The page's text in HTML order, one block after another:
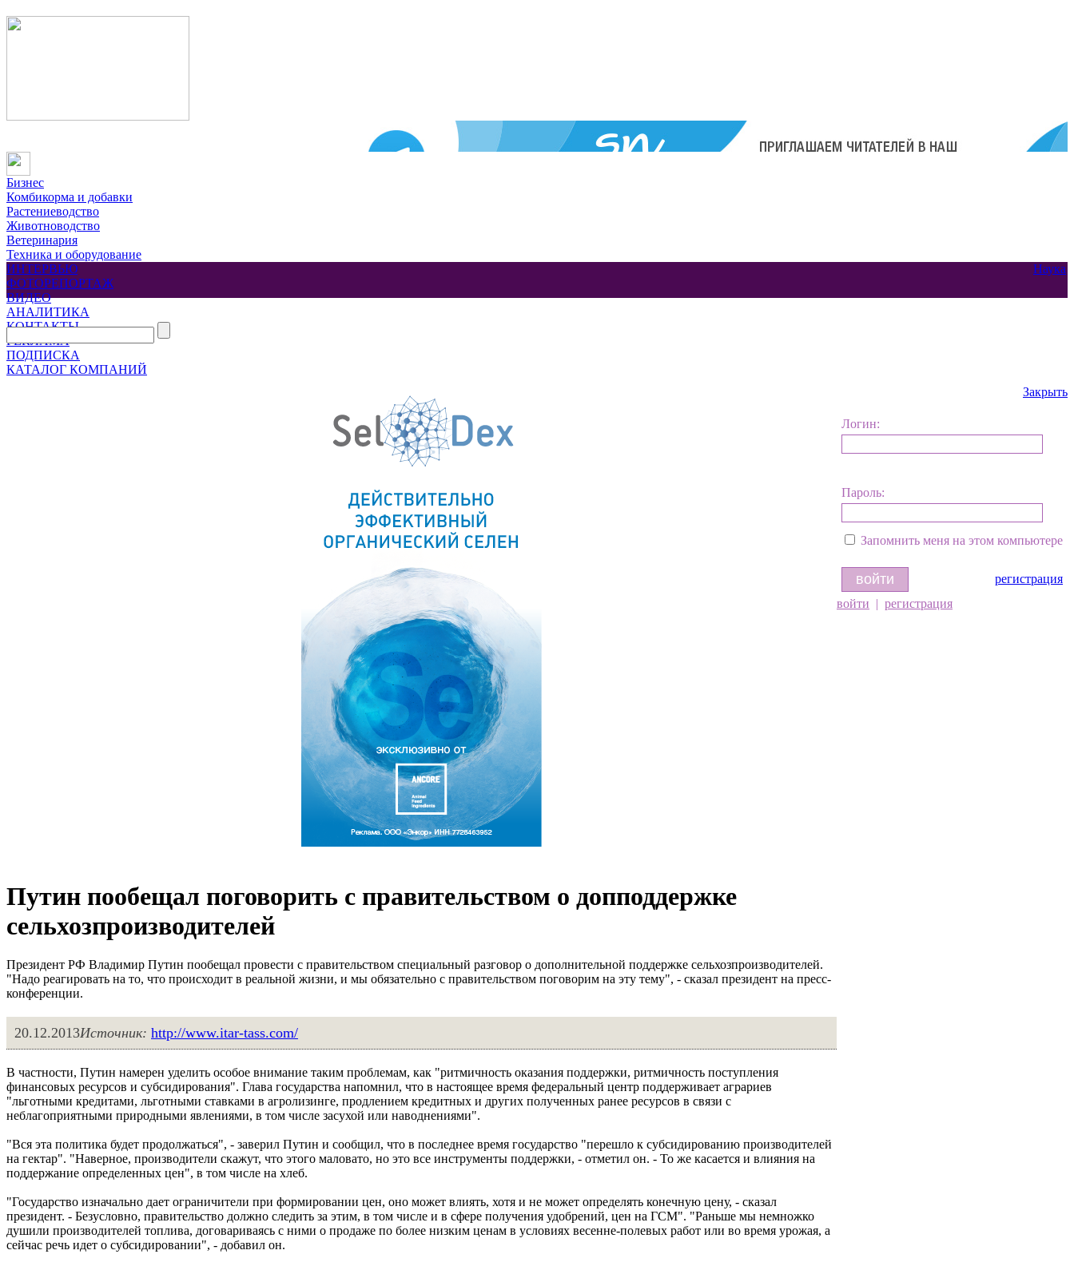
Бизнес
Комбикорма и добавки
Растениеводство
Животноводство
Ветеринария
Техника и оборудование
Наука
ИНТЕРВЬЮ
ФОТОРЕПОРТАЖ
ВИДЕО
АНАЛИТИКА
КОНТАКТЫ
РЕКЛАМА
ПОДПИСКА
КАТАЛОГ КОМПАНИЙ
Закрыть
Логин:
Пароль:
Запомнить меня на этом компьютере
регистрация
войти | регистрация
Путин пообещал поговорить с правительством о допподдержке
сельхозпроизводителей
Президент РФ Владимир Путин пообещал провести с правительством специальный разговор о дополнительной поддержке сельхозпроизводителей.
"Надо реагировать на то, что происходит в реальной жизни, и мы обязательно с правительством поговорим на эту тему", - сказал президент на пресс-
конференции.
20.12.2013Источник: http://www.itar-tass.com/
В частности, Путин намерен уделить особое внимание таким проблемам, как "ритмичность оказания поддержки, ритмичность поступления
финансовых ресурсов и субсидирования". Глава государства напомнил, что в настоящее время федеральный центр поддерживает аграриев
"льготными кредитами, льготными ставками в агролизинге, продлением кредитных и других полученных ранее ресурсов в связи с
неблагоприятными природными явлениями, в том числе засухой или наводнениями".
"Вся эта политика будет продолжаться", - заверил Путин и сообщил, что в последнее время государство "перешло к субсидированию производителей
на гектар". "Наверное, производители скажут, что этого маловато, но это все инструменты поддержки, - отметил он. - То же касается и влияния на
поддержание определенных цен", в том числе на хлеб.
"Государство изначально дает ограничители при формировании цен, оно может влиять, хотя и не может определять конечную цену, - сказал
президент. - Безусловно, правительство должно следить за этим, в том числе и в сфере получения удобрений, цен на ГСМ". "Раньше мы немножко
душили производителей топлива, договариваясь с ними о продаже по более низким ценам в условиях весенне-полевых работ или во время урожая, а
сейчас речь идет о субсидировании", - добавил он.